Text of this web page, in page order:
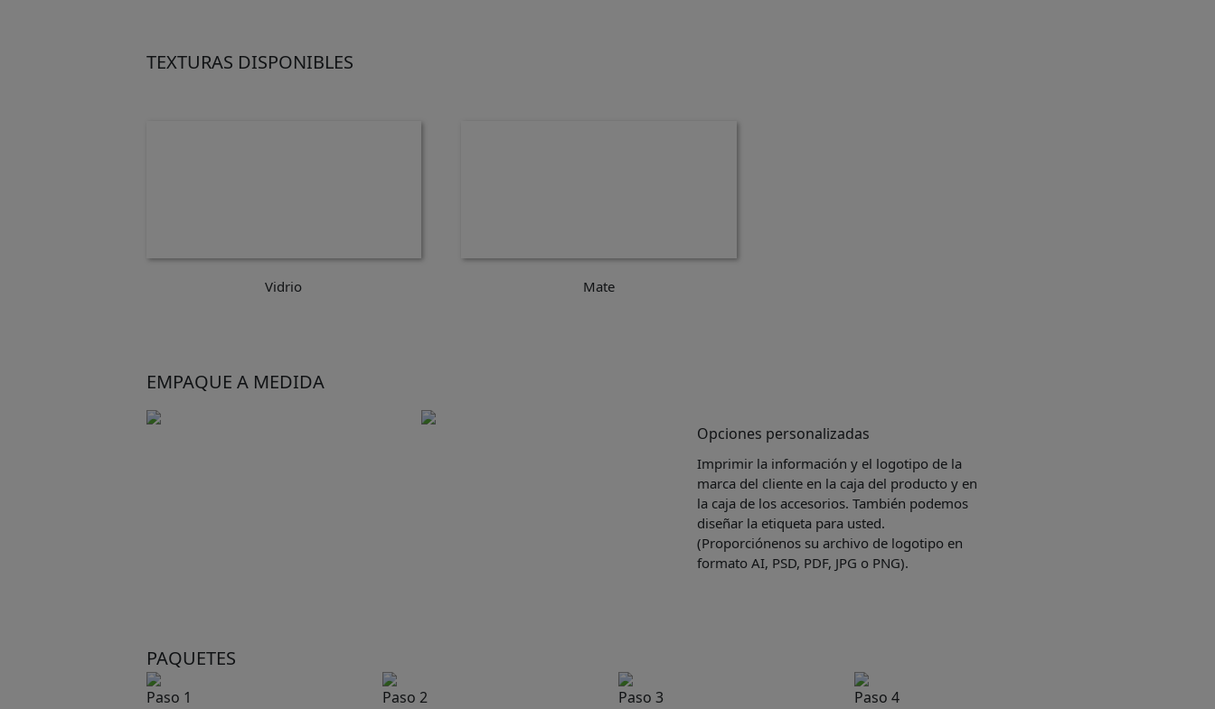
TEXTURAS DISPONIBLES
Vidrio Mate
EMPAQUE A MEDIDA
Opciones personalizadas
Imprimir la información y el logotipo de la
marca del cliente en la caja del producto y en
la caja de los accesorios. También podemos
diseñar la etiqueta para usted.
(Proporciónenos su archivo de logotipo en
formato AI, PSD, PDF, JPG o PNG).
PAQUETES
Paso 1 Paso 2 Paso 3 Paso 4